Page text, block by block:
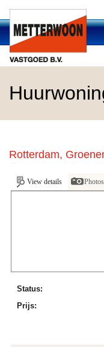
Rotterdam,
View details Photos
Status:
Prijs: